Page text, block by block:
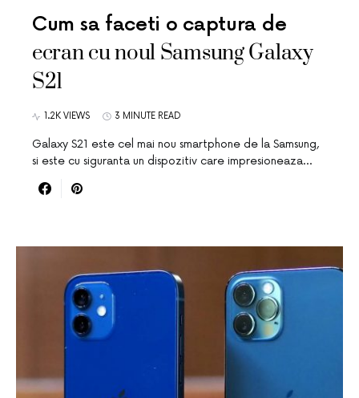
Cum sa faceti o captura de
ecran cu noul Samsung Galaxy
S21
1.2K VIEWS 3 MINUTE READ
Galaxy S21 este cel mai nou smartphone de la Samsung,
si este cu siguranta un dispozitiv care impresioneaza…